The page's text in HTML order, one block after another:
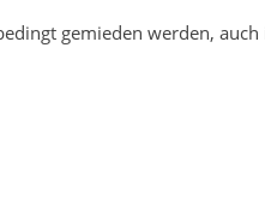
gemieden werden, auch